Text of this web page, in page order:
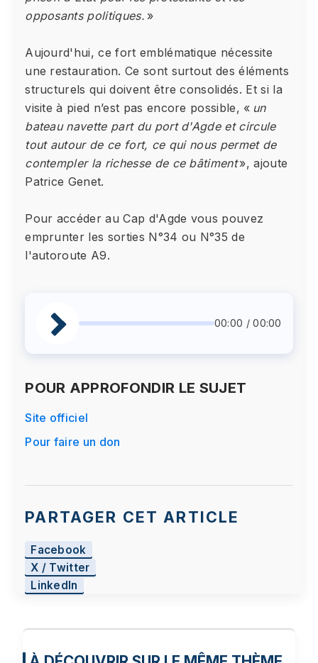
opposants politiques. »
Aujourd'hui, ce fort emblématique nécessite
une restauration. Ce sont surtout des éléments
structurels qui doivent être consolidés. Et si la
visite à pied n’est pas encore possible, « un
bateau navette part du port d'Agde et circule
tout autour de ce fort, ce qui nous permet de
contempler la richesse de ce bâtiment», ajoute
Patrice Genet.
Pour accéder au Cap d'Agde vous pouvez
emprunter les sorties N°34 ou N°35 de
l'autoroute A9.
00:00 / 00:00
POUR APPROFONDIR LE SUJET
Site officiel
Pour faire un don
PARTAGER CET ARTICLE
Facebook
X / Twitter
LinkedIn